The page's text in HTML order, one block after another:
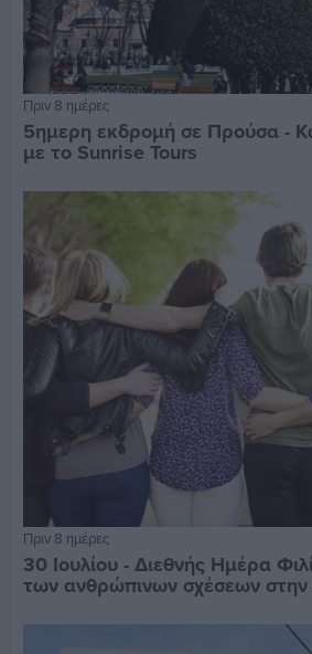
Πριν 8 ημέρες
5ημερη εκδρομή σε Προύσα -
με το Sunrise Tours
Πριν 8 ημέρες
30 Ιουλίου - Διεθνής Ημέρα
των ανθρώπινων σχέσεων στην